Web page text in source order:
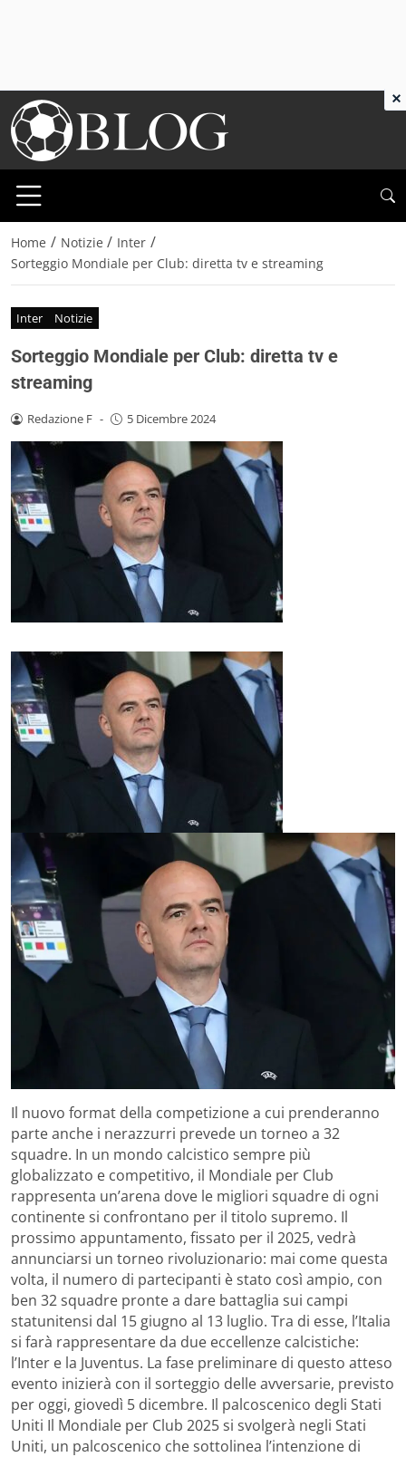
Home / Notizie / Inter /
Sorteggio Mondiale per Club: diretta tv e streaming
Inter Notizie
Sorteggio Mondiale per Club: diretta tv e
streaming
Redazione F - 5 Dicembre 2024
Il nuovo format della competizione a cui prenderanno
parte anche i nerazzurri prevede un torneo a 32
squadre. In un mondo calcistico sempre più
globalizzato e competitivo, il Mondiale per Club
rappresenta un’arena dove le migliori squadre di ogni
continente si confrontano per il titolo supremo. Il
prossimo appuntamento, fissato per il 2025, vedrà
annunciarsi un torneo rivoluzionario: mai come questa
volta, il numero di partecipanti è stato così ampio, con
ben 32 squadre pronte a dare battaglia sui campi
statunitensi dal 15 giugno al 13 luglio. Tra di esse, l’Italia
si farà rappresentare da due eccellenze calcistiche:
l’Inter e la Juventus. La fase preliminare di questo atteso
evento inizierà con il sorteggio delle avversarie, previsto
per oggi, giovedì 5 dicembre. Il palcoscenico degli Stati
Uniti Il Mondiale per Club 2025 si svolgerà negli Stati
Uniti, un palcoscenico che sottolinea l’intenzione di
×